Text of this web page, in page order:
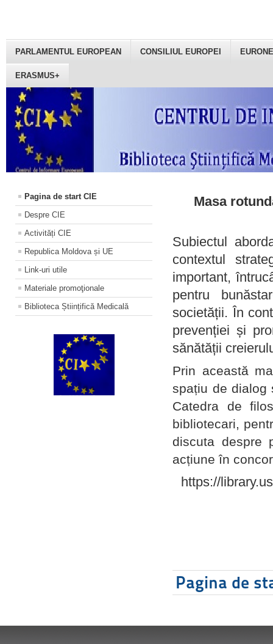
PARLAMENTUL EUROPEAN CONSILIUL EUROPEI
ERASMUS+
Pagina de start CIE
Despre CIE
Activități CIE
Republica Moldova și UE
Link-uri utile
Materiale promoţionale
Biblioteca Științifică Medicală
Masa
Subiectul
contextul
important,
pentru
societății. În
prevenției și
sănătății
Prin această
spațiu de dialog
Catedra de
bibliotecari,
discuta despre
acțiune în
https://
Pagina de